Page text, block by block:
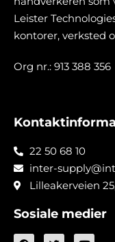
Leister
kontorer, verksted
Org nr.: 913 388 356
22 50 68 10
inter-
Lilleakerveien
Sosiale medier